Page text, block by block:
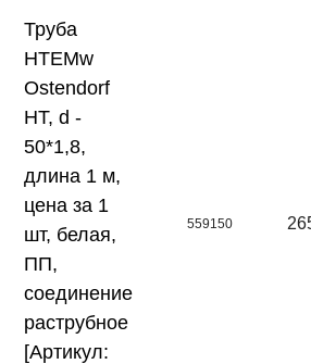
Труба
HTEMw
Ostendorf
HT, d -
50*1,8,
длина 1 м,
цена за 1
шт, белая,
ПП,
соединение
раструбное
[Артикул:
559150